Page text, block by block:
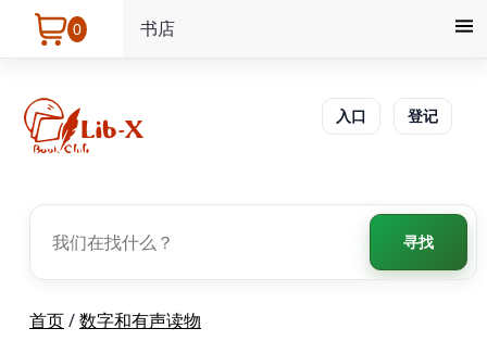
0 书店
入口 登记
寻找
首页/数字和有声读物